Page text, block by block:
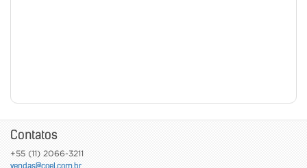
Contatos
+55 (11) 2066-3211
vendas@coel.com.br